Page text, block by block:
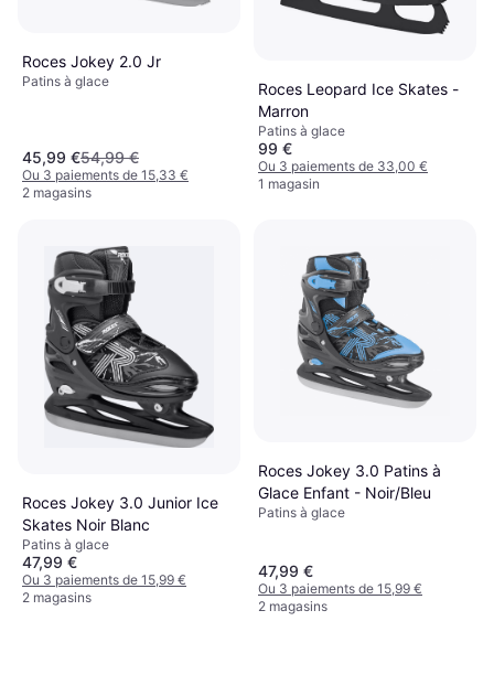
Roces Jokey 2.0 Jr
Patins à glace
45,99 €54,99 €
Ou 3 paiements de 15,33 €
2 magasins
Roces Leopard Ice Skates -
Marron
Patins à glace
99 €
Ou 3 paiements de 33,00 €
1 magasin
Roces Jokey 3.0 Junior Ice
Skates Noir Blanc
Patins à glace
47,99 €
Ou 3 paiements de 15,99 €
2 magasins
Roces Jokey 3.0 Patins à
Glace Enfant - Noir/Bleu
Patins à glace
47,99 €
Ou 3 paiements de 15,99 €
2 magasins